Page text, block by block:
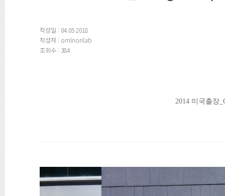
작성일 : 04.05 2018
작성자 : omlnorilab
조회수 : 384
2014 미국출장